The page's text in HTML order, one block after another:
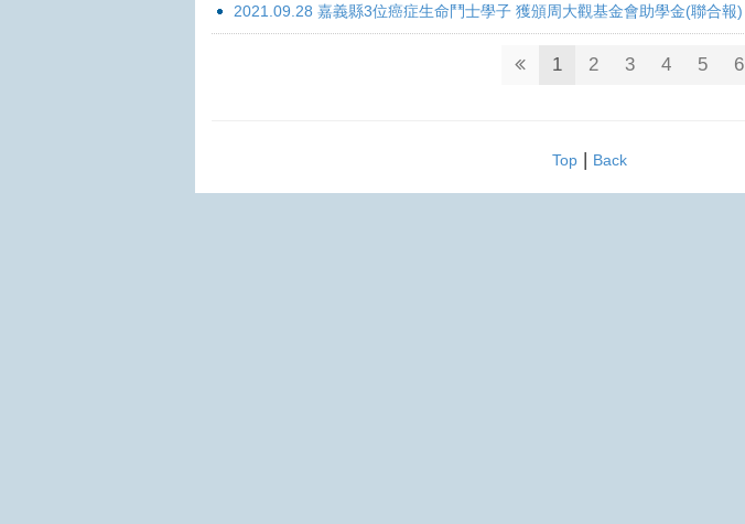
2021.09.28 嘉義縣3位癌症生命鬥士學子 獲頒周大觀基金會助學金(聯合報)
1 2 3 4 5 6
Top| Back